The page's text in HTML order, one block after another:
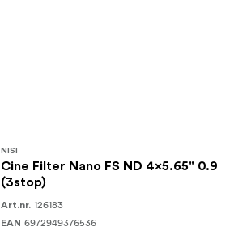
NISI
Cine Filter Nano FS ND 4x5.65" 0.9
(3stop)
Art.nr. 126183
EAN 6972949376536